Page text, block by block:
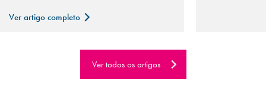
Ver artigo completo
Ver todos os artigos